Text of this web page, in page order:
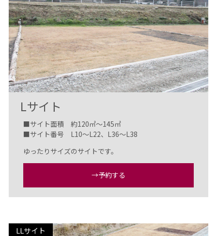
Lサイト
■サイト面積 約120㎡〜145㎡
■サイト番号 L10～L22、L36～L38
ゆったりサイズのサイトです。
→予約する
LLサイト